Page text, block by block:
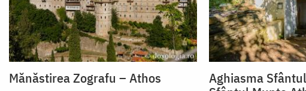
Mănăstirea Zografu – Athos
Aghiasma